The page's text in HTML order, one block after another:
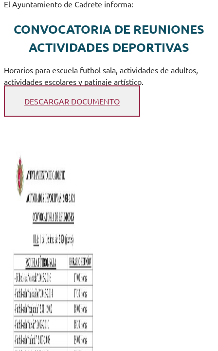
El Ayuntamiento de Cadrete informa:
CONVOCATORIA DE REUNIONES
ACTIVIDADES DEPORTIVAS
Horarios para escuela futbol sala, actividades de adultos,
actividades escolares y patinaje artístico.
DESCARGAR DOCUMENTO